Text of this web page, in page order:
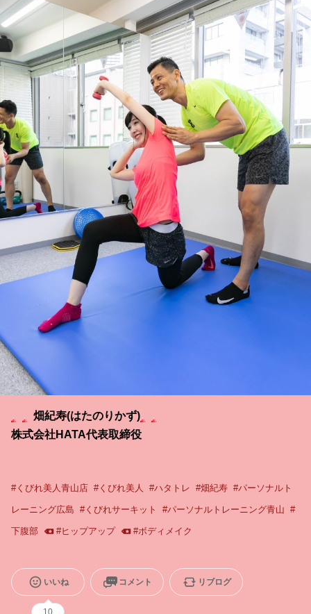
畑紀寿(はたのりかず)
株式会社HATA代表取締役
#くびれ美人青山店 #くびれ美人 #ハタトレ #畑紀寿 #パーソナルト
レーニング広島 #くびれサーキット #パーソナルトレーニング青山 #
下腹部 #ヒップアップ #ボディメイク
いいね コメント リブログ